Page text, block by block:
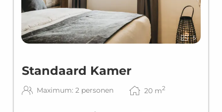
5
Standaard Kamer
Maximum: 2 personen 20 m2